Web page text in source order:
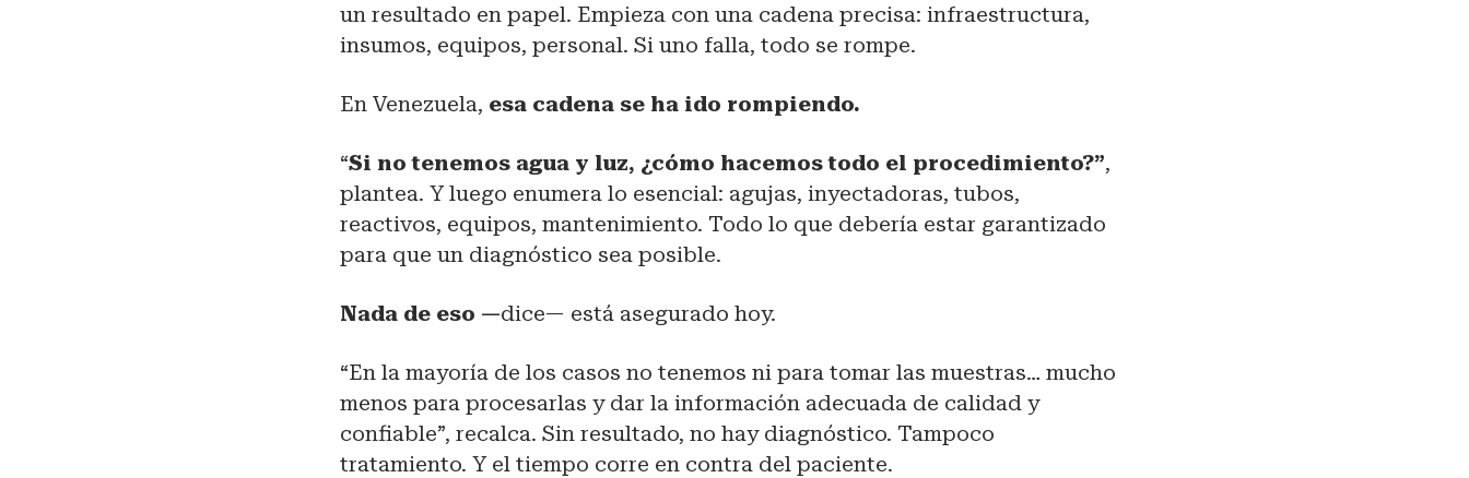
un resultado en papel. Empieza con una cadena precisa: infraestructura,
insumos, equipos, personal. Si uno falla, todo se rompe.
En Venezuela, esa cadena se ha ido rompiendo.
“Si no tenemos agua y luz, ¿cómo hacemos todo el procedimiento?”,
plantea. Y luego enumera lo esencial: agujas, inyectadoras, tubos,
reactivos, equipos, mantenimiento. Todo lo que debería estar garantizado
para que un diagnóstico sea posible.
Nada de eso —dice— está asegurado hoy.
“En la mayoría de los casos no tenemos ni para tomar las muestras… mucho
menos para procesarlas y dar la información adecuada de calidad y
confiable”, recalca. Sin resultado, no hay diagnóstico. Tampoco
tratamiento. Y el tiempo corre en contra del paciente.